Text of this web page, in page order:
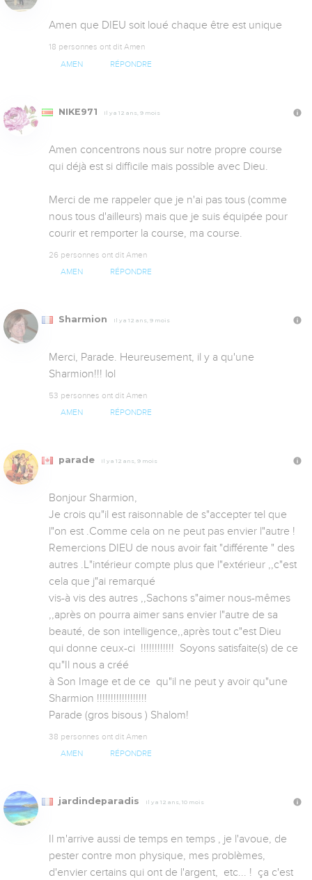
Amen que DIEU soit loué chaque être est unique
18 personnes ont dit Amen
AMEN RÉPONDRE
NIKE971 Il y a 12 ans, 9 mois
Amen concentrons nous sur notre propre course
qui déjà est si difficile mais possible avec Dieu.
Merci de me rappeler que je n'ai pas tous (comme
nous tous d'ailleurs) mais que je suis équipée pour
courir et remporter la course, ma course.
26 personnes ont dit Amen
AMEN RÉPONDRE
Sharmion Il y a 12 ans, 9 mois
Merci, Parade. Heureusement, il y a qu'une
Sharmion!!! lol
53 personnes ont dit Amen
AMEN RÉPONDRE
parade Il y a 12 ans, 9 mois
Bonjour Sharmion,
Je crois qu"il est raisonnable de s"accepter tel que
l"on est .Comme cela on ne peut pas envier l"autre !
Remercions DIEU de nous avoir fait "différente " des
autres .L"intérieur compte plus que l"extérieur ,,c"est
cela que j"ai remarqué
vis-à vis des autres ,,Sachons s"aimer nous-mêmes
,,après on pourra aimer sans envier l"autre de sa
beauté, de son intelligence,,après tout c"est Dieu
qui donne ceux-ci  !!!!!!!!!!!!  Soyons satisfaite(s) de ce
qu"Il nous a créé
à Son Image et de ce  qu"il ne peut y avoir qu"une
Sharmion !!!!!!!!!!!!!!!!!!
Parade (gros bisous ) Shalom!
38 personnes ont dit Amen
AMEN RÉPONDRE
jardindeparadis Il y a 12 ans, 10 mois
Il m'arrive aussi de temps en temps , je l'avoue, de
pester contre mon physique, mes problèmes,
d'envier certains qui ont de l'argent,  etc... !  ça c'est